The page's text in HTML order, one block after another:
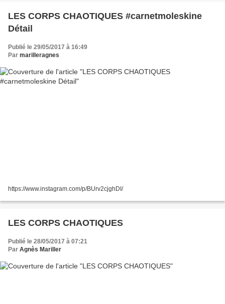
LES CORPS CHAOTIQUES #carnetmoleskine
Détail
Publié le 29/05/2017 à 16:49
Par marilleragnes
https://www.instagram.com/p/BUrv2cjghDI/
LES CORPS CHAOTIQUES
Publié le 28/05/2017 à 07:21
Par Agnès Mariller